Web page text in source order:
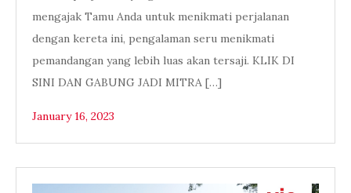
mengajak Tamu Anda untuk menikmati perjalanan
dengan kereta ini, pengalaman seru menikmati
pemandangan yang lebih luas akan tersaji. KLIK DI
SINI DAN GABUNG JADI MITRA […]
January 16, 2023